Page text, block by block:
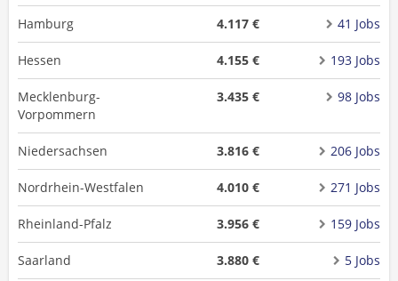
Hamburg 4.117 € 41 Jobs
Hessen 4.155 € 193 Jobs
Mecklenburg-
Vorpommern
3.435 € 98 Jobs
Niedersachsen 3.816 € 206 Jobs
Nordrhein-Westfalen 4.010 € 271 Jobs
Rheinland-Pfalz 3.956 € 159 Jobs
Saarland 3.880 € 5 Jobs